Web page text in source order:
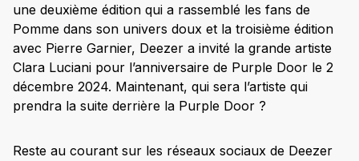
une deuxième édition qui a rassemblé les fans de
Pomme dans son univers doux et la troisième édition
avec Pierre Garnier, Deezer a invité la grande artiste
Clara Luciani pour l’anniversaire de Purple Door le 2
décembre 2024. Maintenant, qui sera l’artiste qui
prendra la suite derrière la Purple Door ?
Reste au courant sur les réseaux sociaux de Deezer